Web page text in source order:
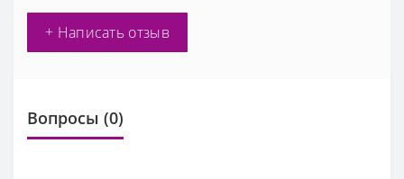
+ Написать отзыв
Вопросы (0)